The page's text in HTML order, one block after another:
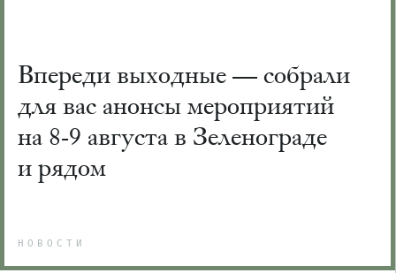
Впереди выходные — собрали
для вас анонсы мероприятий
на 8-9 августа в Зеленограде
и рядом
НОВОСТИ